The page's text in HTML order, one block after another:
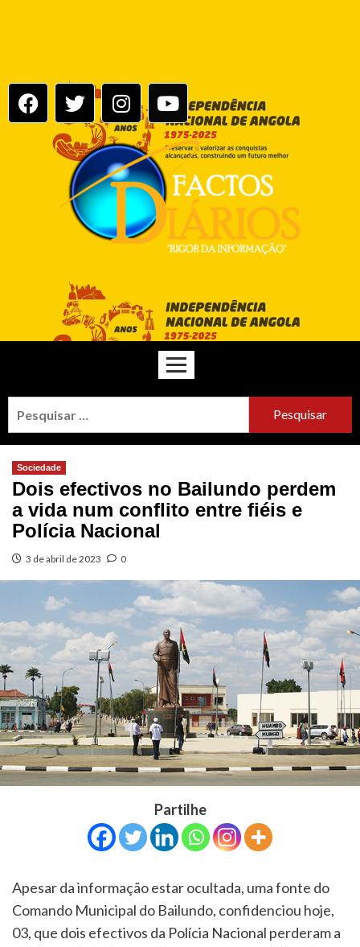
Sociedade
Dois efectivos no Bailundo perdem
a vida num conflito entre fiéis e
Polícia Nacional
3 de abril de 2023 0
Partilhe
Apesar da informação estar ocultada, uma fonte do
Comando Municipal do Bailundo, confidenciou hoje,
03, que dois efectivos da Polícia Nacional perderam a